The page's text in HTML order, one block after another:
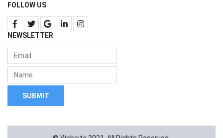
FOLLOW US
NEWSLETTER
SUBMIT